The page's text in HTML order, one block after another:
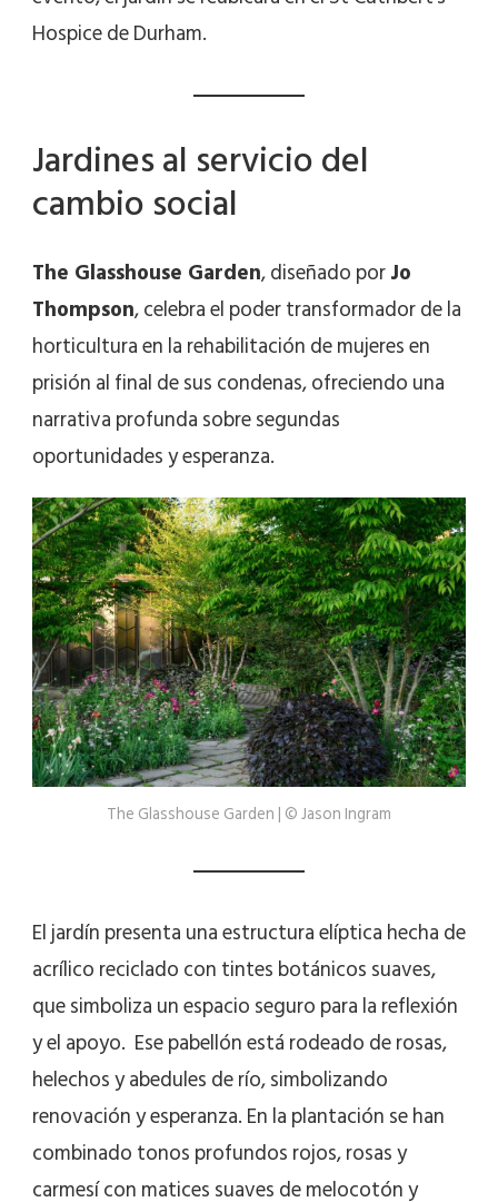
Hospice de Durham.
Jardines al servicio del
cambio social
The Glasshouse Garden, diseñado porJo
Thompson, celebra el poder transformador de la
horticultura en la rehabilitación de mujeres en
prisión al final de sus condenas, ofreciendo una
narrativa profunda sobre segundas
oportunidades y esperanza.
The Glasshouse Garden | © Jason Ingram
El jardín presenta una estructura elíptica hecha de
acrílico reciclado con tintes botánicos suaves,
que simboliza un espacio seguro para la reflexión
y el apoyo. Ese pabellón está rodeado de rosas,
helechos y abedules de río, simbolizando
renovación y esperanza. En la plantación se han
combinado tonos profundos rojos, rosas y
carmesí con matices suaves de melocotón y